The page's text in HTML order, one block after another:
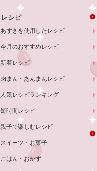
レシピ
あずきを使用したレシピ
今月のおすすめレシピ
新着レシピ
肉まん・あんまんレシピ
人気レシピランキング
短時間レシピ
親子で楽しむレシピ
スイーツ・お菓子
ごはん・おかず